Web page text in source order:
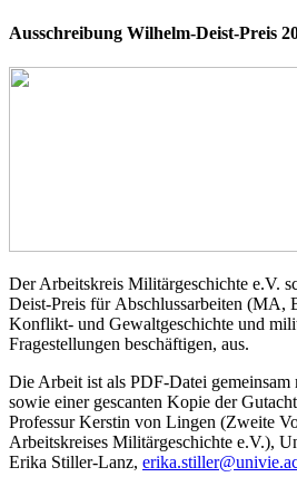
Ausschreibung Wilhelm-Deist-Preis
Der Arbeitskreis Militärgeschichte e.V.
Deist-Preis für Abschlussarbeiten (MA,
Konflikt- und Gewaltgeschichte und
Fragestellungen beschäftigen, aus.
Die Arbeit ist als PDF-Datei gemeinsam
sowie einer gescanten Kopie der
Professur Kerstin von Lingen (Zweite
Arbeitskreises Militärgeschichte e.V.),
Erika Stiller-Lanz,